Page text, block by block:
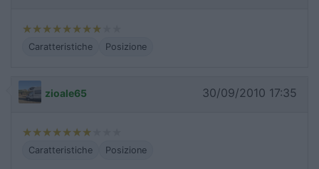
Caratteristiche Posizione
zioale65 30/09/2010 17:35
Caratteristiche Posizione